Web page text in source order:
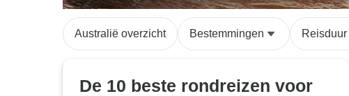
Australië overzicht Bestemmingen Reisduur
De 10 beste rondreizen voor